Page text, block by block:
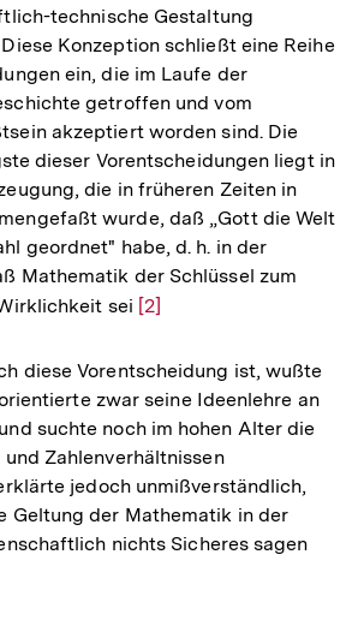
technische Gestaltung
Konzeption schließt eine Reihe
ein, die im Laufe der
getroffen und vom
akzeptiert worden sind. Die
dieser Vorentscheidungen liegt in
die in früheren Zeiten in
wurde, daß „Gott die Welt
geordnet" habe, d. h. in der
Mathematik der Schlüssel zum
sei Zur
der
Fußnote
[2]
diese Vorentscheidung ist, wußte
zwar seine Ideenlehre an
suchte noch im hohen Alter die
Zahlenverhältnissen
jedoch unmißverständlich,
Geltung der Mathematik in der
nichts Sicheres sagen